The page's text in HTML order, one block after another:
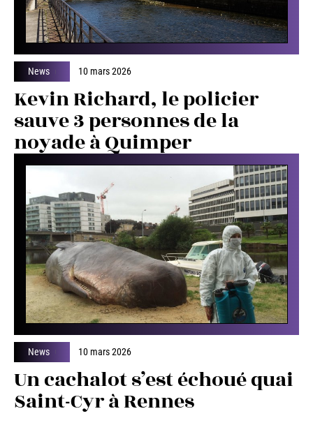
News 10 mars 2026
Kevin Richard, le policier
sauve 3 personnes de la
noyade à Quimper
News 10 mars 2026
Un cachalot s’est échoué quai
Saint-Cyr à Rennes